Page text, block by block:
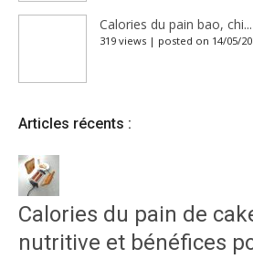
Calories du pain bao, chi...
319 views | posted on 14/05/
Articles récents :
Calories du pain de
nutritive et bénéfices